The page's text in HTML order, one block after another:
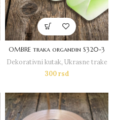
OMBRE traka organdin S320-3
Dekorativni kutak, Ukrasne trake
300rsd